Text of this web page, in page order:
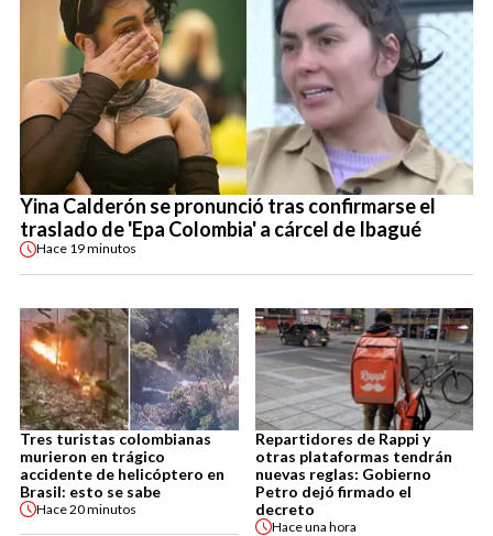
Yina Calderón se pronunció tras confirmarse el
traslado de 'Epa Colombia' a cárcel de Ibagué
Hace 19 minutos
Tres turistas colombianas
murieron en trágico
accidente de helicóptero en
Brasil: esto se sabe
Hace20 minutos
Repartidores de Rappi y
otras plataformas tendrán
nuevas reglas: Gobierno
Petro dejó firmado el
decreto
Haceuna hora